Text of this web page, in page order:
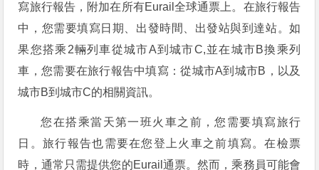
寫旅行報告，附加在所有Eurail全球通票上。在旅行報告
中，您需要填寫日期、出發時間、出發站與到達站。如
果您搭乘2輛列車從城市A到城市C,並在城市B換乘列
車，您需要在旅行報告中填寫：從城市A到城市B，以及
城市B到城市C的相關資訊。
您在搭乘當天第一班火車之前，您需要填寫旅行
日。旅行報告也需要在您登上火車之前填寫。在檢票
時，通常只需提供您的Eurail通票。然而，乘務員可能會